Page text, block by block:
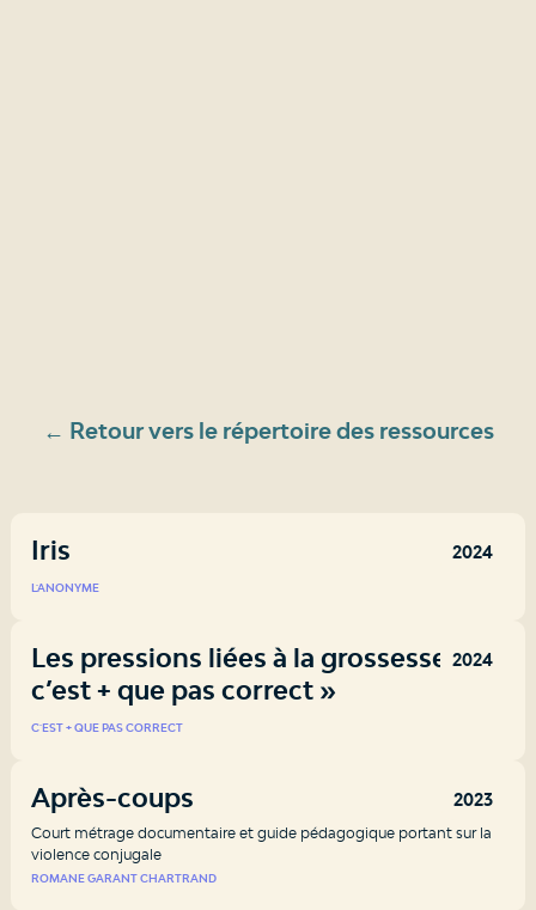
← Retour vers le répertoire des ressources
2024
Iris
L'ANONYME
2024
Les pressions liées à la grossesse – «
c’est + que pas correct »
C'EST + QUE PAS CORRECT
2023
Après-coups
Court métrage documentaire et guide pédagogique portant sur la
violence conjugale
ROMANE GARANT CHARTRAND